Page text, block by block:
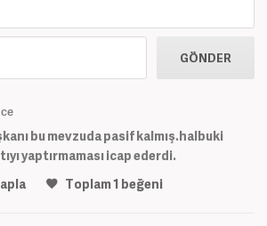
GÖNDER
bu mevzuda pasif kalmış.halbuki
yaptırmaması icap ederdi.
Toplam1 beğeni